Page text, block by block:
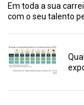
Em toda a sua
com o seu talento